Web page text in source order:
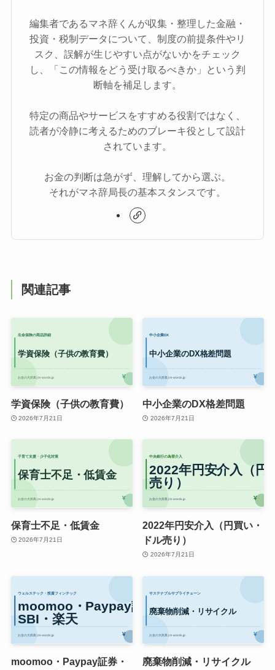
編集者であるマネ辞くんが収集・整理した金融・
投資・税制データについて、制度の前提条件やリ
スク、誤解が生じやすい点がないかをチェック
し、「この情報をどう受け取るべきか」という判
断軸を補足します。
特定の商品やサービスをすすめる役割ではなく、
読者が冷静に考えるためのブレーキ役として設計
されています。
お金の判断は急がず、理解してから選ぶ。
それがマネ辞局長の基本スタンスです。
関連記事
学資保険（子供の教育費）
2026年7月21日
中小企業のDX格差問題
2026年7月21日
保育士不足・低賃金
2026年7月21日
2022年円安介入（円買い・
ドル売り）
2026年7月21日
moomoo・Paypay証券・
廃棄物削減・リサイクル